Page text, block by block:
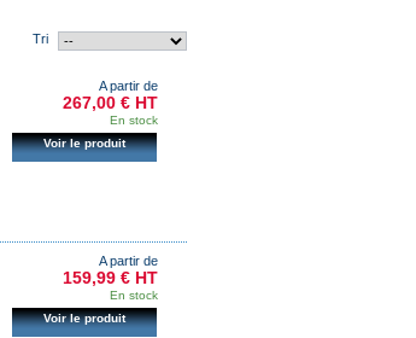
Tri
A partir de
267,00 € HT
En stock
Voir le produit
A partir de
159,99 € HT
En stock
Voir le produit